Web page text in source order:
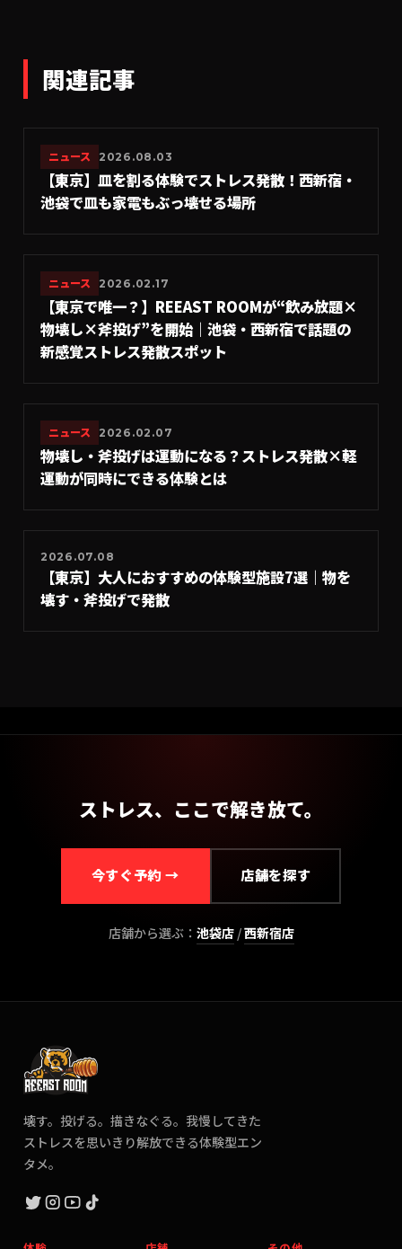
関連記事
ニュース 2026.08.03
【東京】皿を割る体験でストレス発散！西新宿・
池袋で皿も家電もぶっ壊せる場所
ニュース 2026.02.17
【東京で唯一？】REEAST ROOMが“飲み放題×
物壊し×斧投げ”を開始｜池袋・西新宿で話題の
新感覚ストレス発散スポット
ニュース 2026.02.07
物壊し・斧投げは運動になる？ストレス発散×軽
運動が同時にできる体験とは
2026.07.08
【東京】大人におすすめの体験型施設7選｜物を
壊す・斧投げで発散
ストレス、ここで解き放て。
今すぐ予約 → 店舗を探す
店舗から選ぶ： 池袋店/西新宿店
壊す。投げる。描きなぐる。我慢してきた
ストレスを思いきり解放できる体験型エン
タメ。